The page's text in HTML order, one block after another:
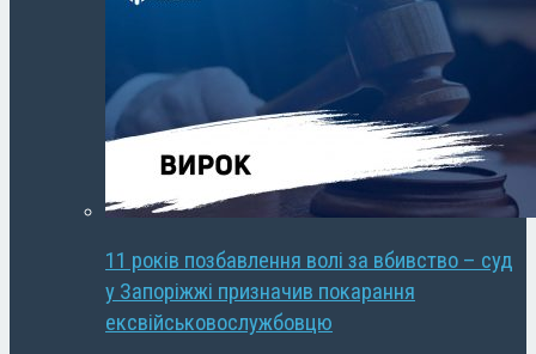
11 років позбавлення волі за вбивство – суд
у Запоріжжі призначив покарання
ексвійськовослужбовцю